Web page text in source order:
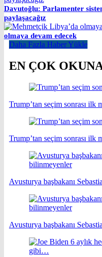
Davutoğlu: Parlamenter
paylaşacağız
olmaya devam edecek
Daha Fazla Haber Yükle
EN ÇOK
Trump’tan seçim sonrası ilk
Trump’tan seçim sonrası ilk
Avusturya başbakanı
Avusturya başbakanı